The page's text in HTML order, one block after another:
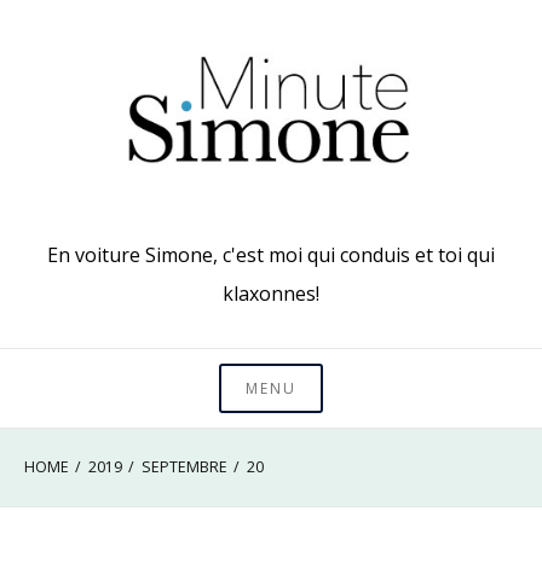
En voiture Simone, c'est moi qui conduis et toi qui
klaxonnes!
MENU
HOME 2019 SEPTEMBRE 20